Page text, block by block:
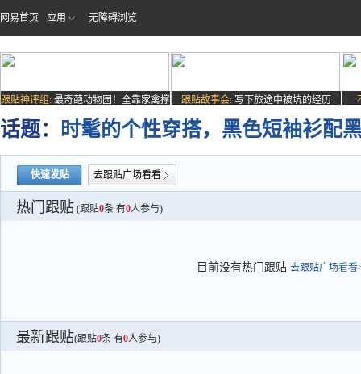
网易首页 应用 无障碍浏览
跟贴神评组: 最奇葩动物园！全靠家禽撑
场子
跟贴故事会: 写下旅途中被坑的经历
话题： 时髦的个性穿搭，黑色短袖衫配
快速发贴 去跟贴广场看看
热门跟贴 (跟贴0条 有0人参与)
目前没有热门跟贴 去跟贴广场看看
最新跟贴(跟贴0条 有0人参与)